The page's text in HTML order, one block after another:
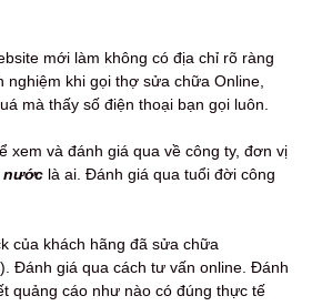
mới làm không có địa chỉ rõ ràng
nghiệm khi gọi thợ sửa chữa Online,
mà thấy số điện thoại bạn gọi luôn.
xem và đánh giá qua về công ty, đơn vị
nước là ai. Đánh giá qua tuổi đời công
của khách hãng đã sửa chữa
Đánh giá qua cách tư vấn online. Đánh
quảng cáo như nào có đúng thực tế